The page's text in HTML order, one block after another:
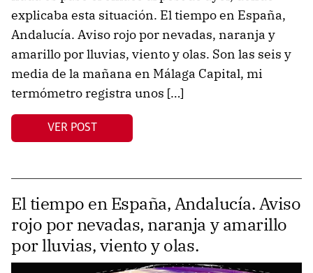
explicaba esta situación. El tiempo en España,
Andalucía. Aviso rojo por nevadas, naranja y
amarillo por lluvias, viento y olas. Son las seis y
media de la mañana en Málaga Capital, mi
termómetro registra unos […]
VER POST
El tiempo en España, Andalucía. Aviso
rojo por nevadas, naranja y amarillo
por lluvias, viento y olas.